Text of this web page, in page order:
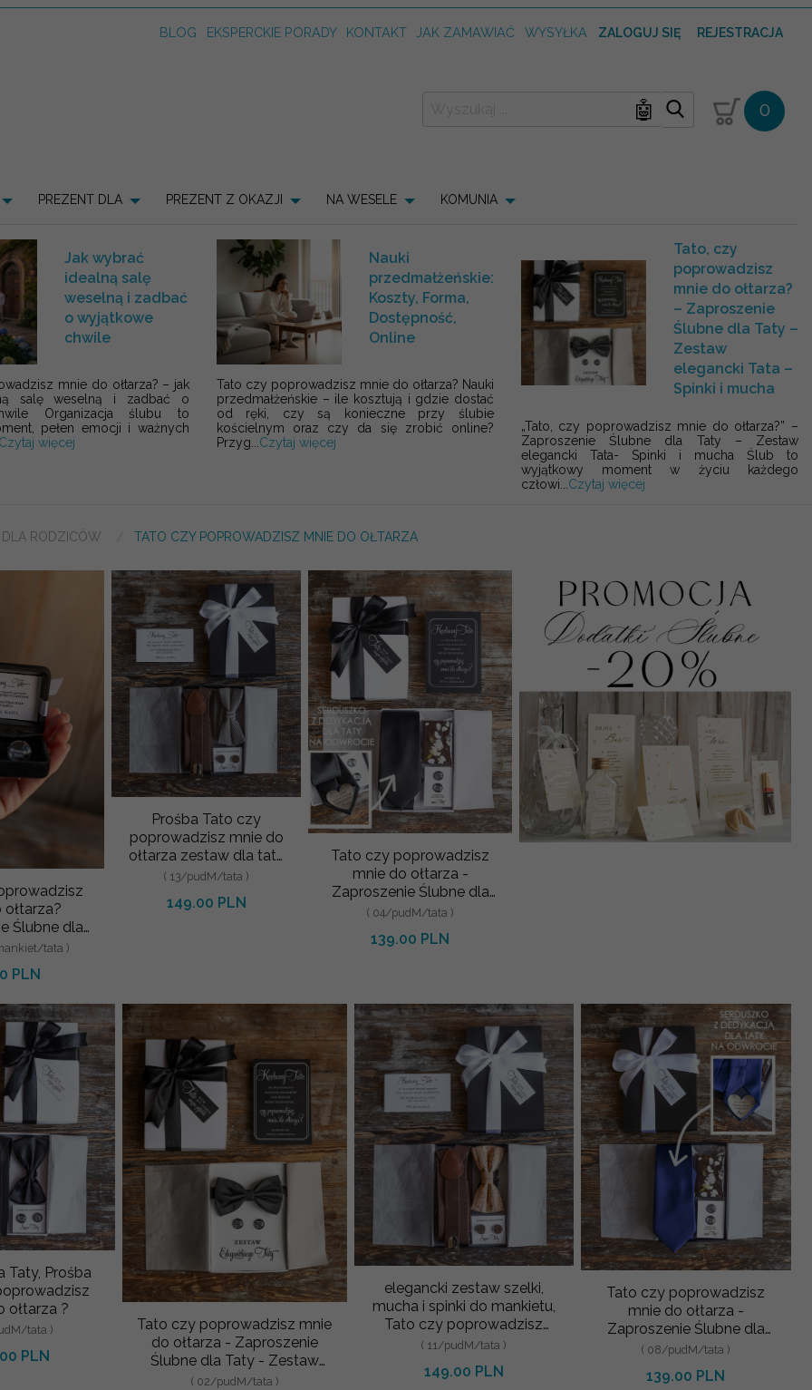
BLOG EKSPERCKIE PORADY KONTAKT JAK ZAMAWIAĆ WYSYŁKA ZALOGUJ SIĘ REJESTRACJA
🤖 0
PREZENT DLA PREZENT Z OKAZJI NA WESELE KOMUNIA
Jak wybrać
idealną salę
weselną i zadbać
o wyjątkowe
chwile
mnie do ołtarza? – jak
salę weselną i zadbać o
Organizacja ślubu to
pełen emocji i ważnych
Czytaj więcej
Nauki
przedmałżeńskie:
Koszty, Forma,
Dostępność,
Online
Tato czy poprowadzisz mnie do ołtarza? Nauki
przedmałżeńskie – ile kosztują i gdzie dostać
od ręki, czy są konieczne przy ślubie
kościelnym oraz czy da się zrobić online?
Przyg... Czytaj więcej
Tato, czy
poprowadzisz
mnie do ołtarza?
– Zaproszenie
Ślubne dla Taty –
Zestaw
elegancki Tata –
Spinki i mucha
„Tato, czy poprowadzisz mnie do ołtarza?” –
Zaproszenie Ślubne dla Taty – Zestaw
elegancki Tata- Spinki i mucha Ślub to
wyjątkowy moment w życiu każdego
człowi... Czytaj więcej
RODZICÓW TATO CZY POPROWADZISZ MNIE DO OŁTARZA
ołtarza?
Ślubne dla
i Spinki do
tata )
PLN
Prośba Tato czy
poprowadzisz mnie do
ołtarza zestaw dla taty
szelki mucha i spinki do
( 13/pudM/tata )
149.00 PLN
Tato czy poprowadzisz
mnie do ołtarza -
Zaproszenie Ślubne dla
Rodziców - czarny
( 04/pudM/tata )
139.00 PLN
Taty, Prośba
ołtarza ?
tata )
PLN
Tato czy poprowadzisz mnie
do ołtarza - Zaproszenie
Ślubne dla Taty - Zestaw
elegancki Tata- Spinki
( 02/pudM/tata )
elegancki zestaw szelki,
mucha i spinki do mankietu,
Tato czy poprowadzisz
mnie do ołtarza ?
( 11/pudM/tata )
149.00 PLN
Tato czy poprowadzisz
mnie do ołtarza -
Zaproszenie Ślubne dla
Rodziców - Granatowy
( 08/pudM/tata )
139.00 PLN